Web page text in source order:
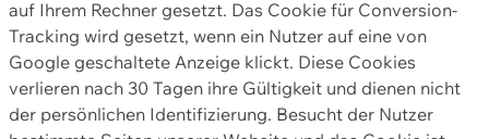
auf Ihrem Rechner gesetzt. Das Cookie für Conversion-
Tracking wird gesetzt, wenn ein Nutzer auf eine von
Google geschaltete Anzeige klickt. Diese Cookies
verlieren nach 30 Tagen ihre Gültigkeit und dienen nicht
der persönlichen Identifizierung. Besucht der Nutzer